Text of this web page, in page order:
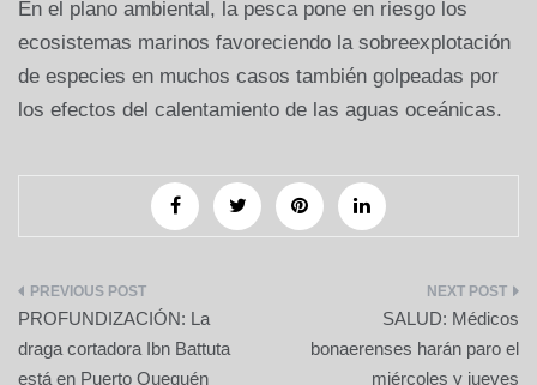
En el plano ambiental, la pesca pone en riesgo los
ecosistemas marinos favoreciendo la sobreexplotación
de especies en muchos casos también golpeadas por
los efectos del calentamiento de las aguas oceánicas.
Navegación
de
PROFUNDIZACIÓN: La
draga cortadora Ibn Battuta
está en Puerto Quequén
SALUD: Médicos
bonaerenses harán paro el
miércoles y jueves